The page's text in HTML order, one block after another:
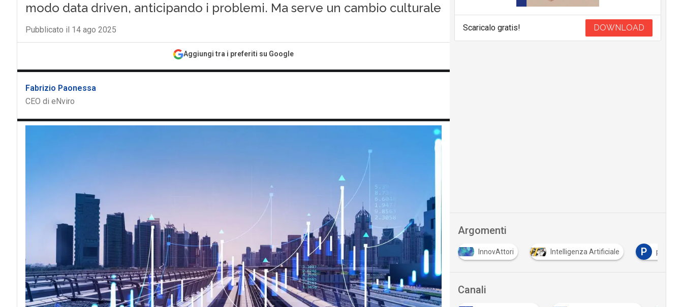
modo data driven, anticipando i problemi. Ma serve un cambio culturale
Pubblicato il 14 ago 2025
Aggiungi tra i preferiti su Google
Fabrizio Paonessa
CEO di eNviro
Scaricalo gratis! DOWNLOAD
Argomenti
C
crittografia InnovAttori Intelligenza Artificiale P pa digitale PNRR
Canali